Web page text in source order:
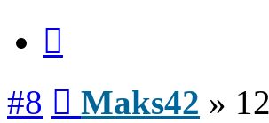
#8 Maks42 »